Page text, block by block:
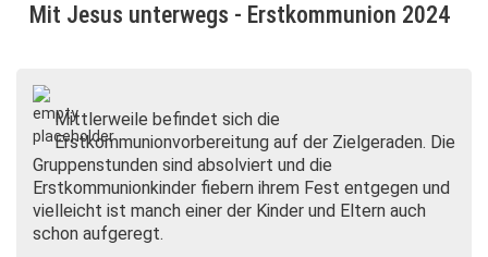
Mit Jesus unterwegs - Erstkommunion 2024
Mittlerweile befindet sich die
Erstkommunionvorbereitung auf der Zielgeraden. Die
Gruppenstunden sind absolviert und die
Erstkommunionkinder fiebern ihrem Fest entgegen und
vielleicht ist manch einer der Kinder und Eltern auch
schon aufgeregt.